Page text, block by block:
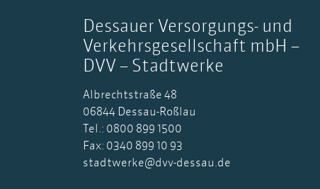
Dessauer Versorgungs- und
Verkehrsgesellschaft mbH –
DVV – Stadtwerke
Albrechtstraße 48
06844 Dessau-Roßlau
Tel.: 0800 899 1500
Fax: 0340 899 10 93
stadtwerke@dvv-dessau.de